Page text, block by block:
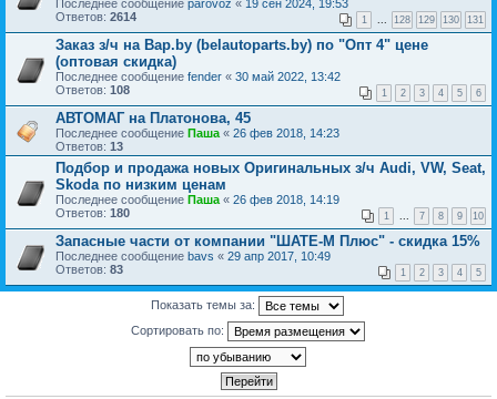
Последнее сообщение parovoz « 19 сен 2024, 19:53
Ответов: 2614 1 ... 128 129 130 131
Заказ з/ч на Bap.by (belautoparts.by) по "Опт 4" цене
(оптовая скидка)
Последнее сообщение fender « 30 май 2022, 13:42
Ответов: 108 1 2 3 4 5 6
АВТОМАГ на Платонова, 45
Последнее сообщение Паша « 26 фев 2018, 14:23
Ответов: 13
Подбор и продажа новых Оригинальных з/ч Audi, VW, Seat,
Skoda по низким ценам
Последнее сообщение Паша « 26 фев 2018, 14:19
Ответов: 180 1 ... 7 8 9 10
Запасные части от компании "ШАТЕ-М Плюс" - cкидка 15%
Последнее сообщение bavs « 29 апр 2017, 10:49
Ответов: 83 1 2 3 4 5
Показать темы за:
Сортировать по: